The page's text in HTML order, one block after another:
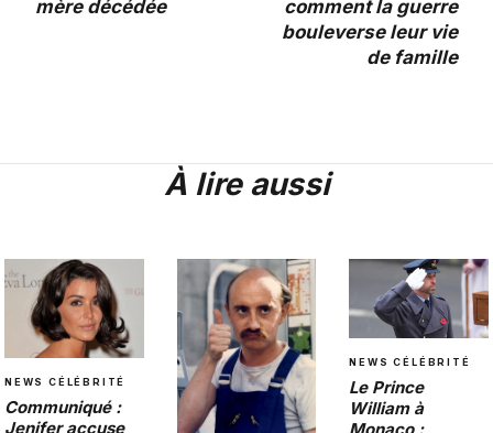
mère décédée
comment la guerre
bouleverse leur vie
de famille
À lire aussi
NEWS CÉLÉBRITÉ
Communiqué :
Jenifer accuse
NEWS CÉLÉBRITÉ
Le Prince
William à
Monaco :